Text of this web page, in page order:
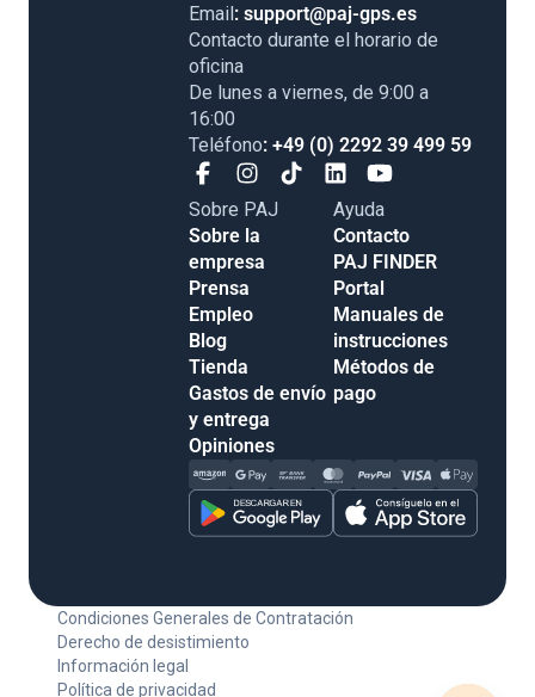
Email: support@paj-gps.es
Contacto durante el horario de
oficina
De lunes a viernes, de 9:00 a
16:00
Teléfono: +49 (0) 2292 39 499 59
Sobre PAJ
Sobre la
empresa
Prensa
Empleo
Blog
Tienda
Gastos de envío
y entrega
Opiniones
Ayuda
Contacto
PAJ FINDER
Portal
Manuales de
instrucciones
Métodos de
pago
Condiciones Generales de Contratación
Derecho de desistimiento
Información legal
Política de privacidad